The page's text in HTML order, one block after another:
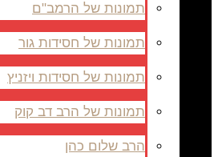
תמונות של הרמב"ם
תמונות של חסידות גור
תמונות של חסידות ויזניץ
תמונות של הרב דב קוק
הרב שלום כהן